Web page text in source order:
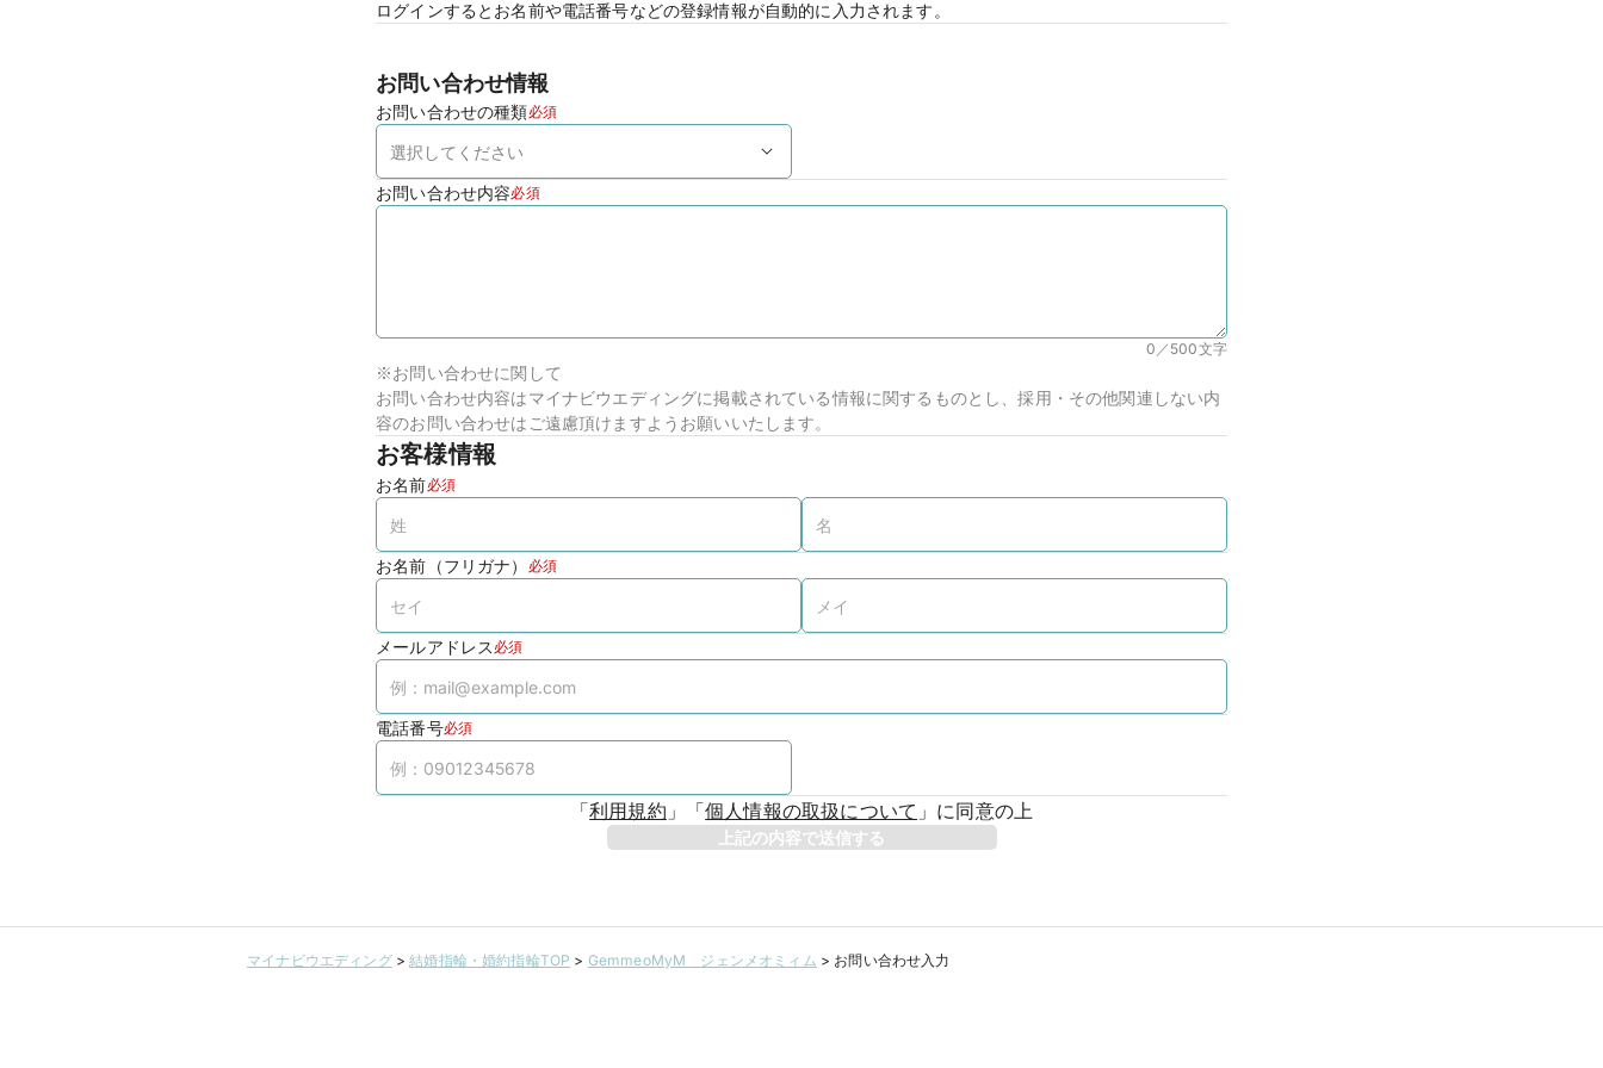
ログインするとお名前や電話番号などの登録情報が自動的に入力されます。
お問い合わせ情報
お問い合わせの種類必須
お問い合わせ内容必須
0／500文字
※お問い合わせに関して
お問い合わせ内容はマイナビウエディングに掲載されている情報に関するものとし、採用・その他関連しない内
容のお問い合わせはご遠慮頂けますようお願いいたします。
お客様情報
お名前必須
お名前（フリガナ） 必須
メールアドレス 必須
電話番号必須
「利用規約 」 「個人情報の取扱について 」 に同意の上
上記の内容で送信する
マイナビウエディング>結婚指輪・婚約指輪TOP > GemmeoMyM ジェンメオミィム > お問い合わせ入力